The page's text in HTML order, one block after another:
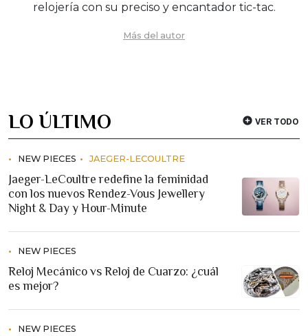
relojería con su preciso y encantador tic-tac.
Más del autor
LO ÚLTIMO VER TODO
NEW PIECES JAEGER-LECOULTRE
Jaeger-LeCoultre redefine la feminidad
con los nuevos Rendez-Vous Jewellery
Night & Day y Hour-Minute
NEW PIECES
Reloj Mecánico vs Reloj de Cuarzo: ¿cuál
es mejor?
NEW PIECES